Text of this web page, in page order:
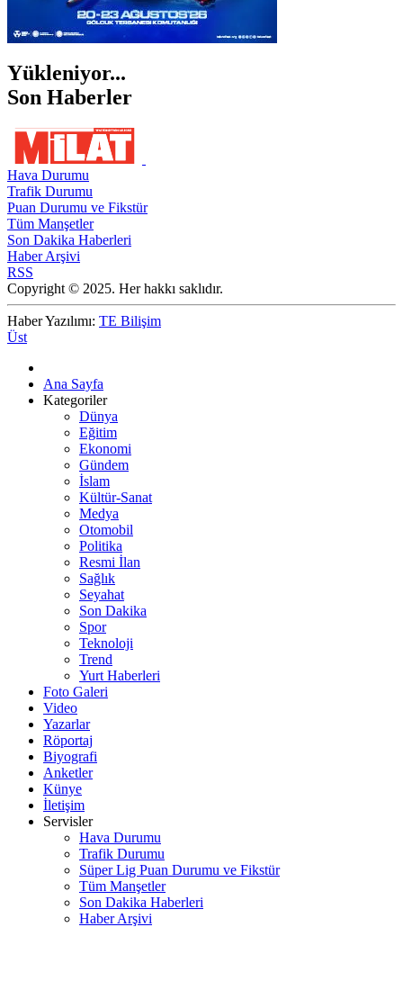
Yükleniyor...
Son Haberler
Hava Durumu
Trafik Durumu
Puan Durumu ve Fikstür
Tüm Manşetler
Son Dakika Haberleri
Haber Arşivi
RSS
Copyright © 2025. Her hakkı saklıdır.
Haber Yazılımı: TE Bilişim
Üst
Ana Sayfa
Kategoriler
Dünya
Eğitim
Ekonomi
Gündem
İslam
Kültür-Sanat
Medya
Otomobil
Politika
Resmi İlan
Sağlık
Seyahat
Son Dakika
Spor
Teknoloji
Trend
Yurt Haberleri
Foto Galeri
Video
Yazarlar
Röportaj
Biyografi
Anketler
Künye
İletişim
Servisler
Hava Durumu
Trafik Durumu
Süper Lig Puan Durumu ve Fikstür
Tüm Manşetler
Son Dakika Haberleri
Haber Arşivi